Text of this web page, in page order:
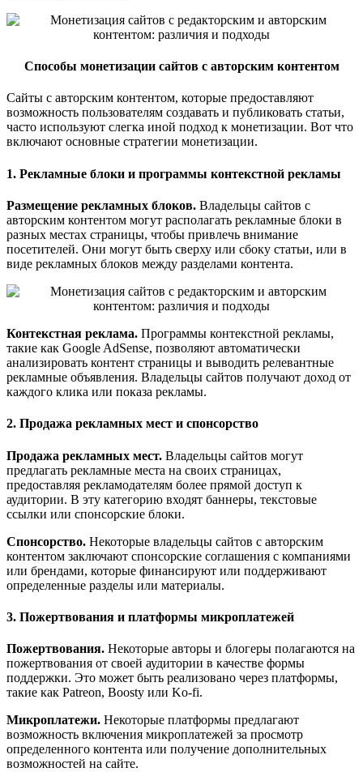
Способы монетизации сайтов с авторским контентом
Сайты с авторским контентом, которые предоставляют
возможность пользователям создавать и публиковать статьи,
часто используют слегка иной подход к монетизации. Вот что
включают основные стратегии монетизации.
1. Рекламные блоки и программы контекстной рекламы
Размещение рекламных блоков. Владельцы сайтов с
авторским контентом могут располагать рекламные блоки в
разных местах страницы, чтобы привлечь внимание
посетителей. Они могут быть сверху или сбоку статьи, или в
виде рекламных блоков между разделами контента.
Контекстная реклама. Программы контекстной рекламы,
такие как Google AdSense, позволяют автоматически
анализировать контент страницы и выводить релевантные
рекламные объявления. Владельцы сайтов получают доход от
каждого клика или показа рекламы.
2. Продажа рекламных мест и спонсорство
Продажа рекламных мест. Владельцы сайтов могут
предлагать рекламные места на своих страницах,
предоставляя рекламодателям более прямой доступ к
аудитории. В эту категорию входят баннеры, текстовые
ссылки или спонсорские блоки.
Спонсорство. Некоторые владельцы сайтов с авторским
контентом заключают спонсорские соглашения с компаниями
или брендами, которые финансируют или поддерживают
определенные разделы или материалы.
3. Пожертвования и платформы микроплатежей
Пожертвования. Некоторые авторы и блогеры полагаются на
пожертвования от своей аудитории в качестве формы
поддержки. Это может быть реализовано через платформы,
такие как Patreon, Boosty или Ko-fi.
Микроплатежи. Некоторые платформы предлагают
возможность включения микроплатежей за просмотр
определенного контента или получение дополнительных
возможностей на сайте.